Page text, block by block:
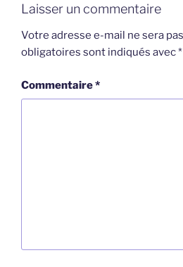
Laisser un commentaire
Votre adresse e-mail ne sera
obligatoires sont indiqués avec*
Commentaire*